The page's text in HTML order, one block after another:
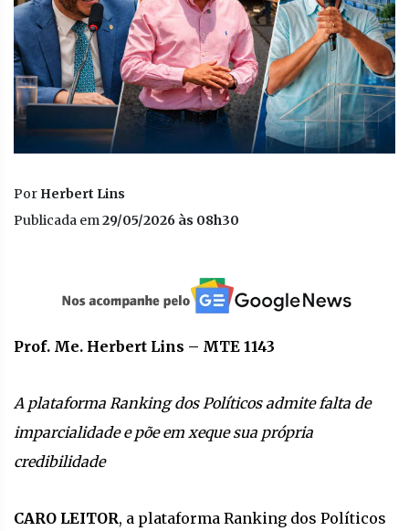
Por Herbert Lins
Publicada em29/05/2026 às 08h30
Prof. Me. Herbert Lins – MTE 1143
A plataforma Ranking dos Políticos admite falta de
imparcialidade e põe em xeque sua própria
credibilidade
CARO LEITOR, a plataforma Ranking dos Políticos